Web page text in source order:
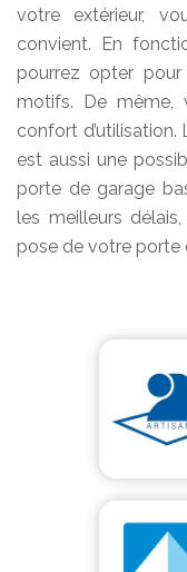
votre extérieur,
convient. En
pourrez opter
motifs. De même,
confort d’utilisation.
est aussi une
porte de garage
les meilleurs
pose de votre porte